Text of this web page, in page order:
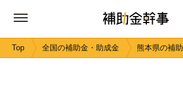
Top 全国の補助金・助成金 熊本県の補